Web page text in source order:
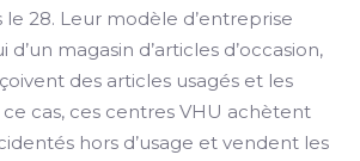
le 28. Leur modèle d’entreprise
magasin d’articles d’occasion,
des articles usagés et les
cas, ces centres VHU achètent
hors d’usage et vendent les